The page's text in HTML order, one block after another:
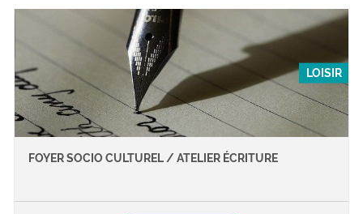
LOISIR
FOYER SOCIO CULTUREL / ATELIER ÉCRITURE